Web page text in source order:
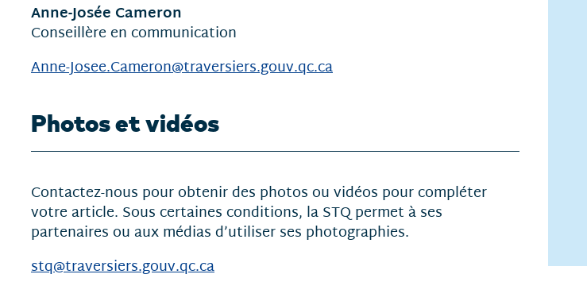
Anne-Josée Cameron
Conseillère en communication
Anne-Josee.Cameron@traversiers.gouv.qc.ca
Photos et vidéos
Contactez-nous pour obtenir des photos ou vidéos pour compléter
votre article. Sous certaines conditions, la STQ permet à ses
partenaires ou aux médias d’utiliser ses photographies.
stq@traversiers.gouv.qc.ca